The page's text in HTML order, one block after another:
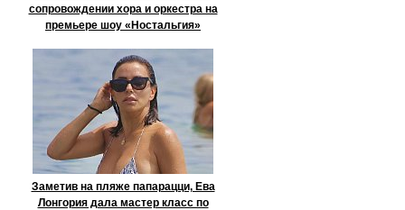
сопровождении хора и оркестра на
премьере шоу «Ностальгия»
Заметив на пляже папарацци, Ева
Лонгория дала мастер класс по